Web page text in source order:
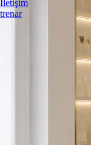
İletişim
trenar